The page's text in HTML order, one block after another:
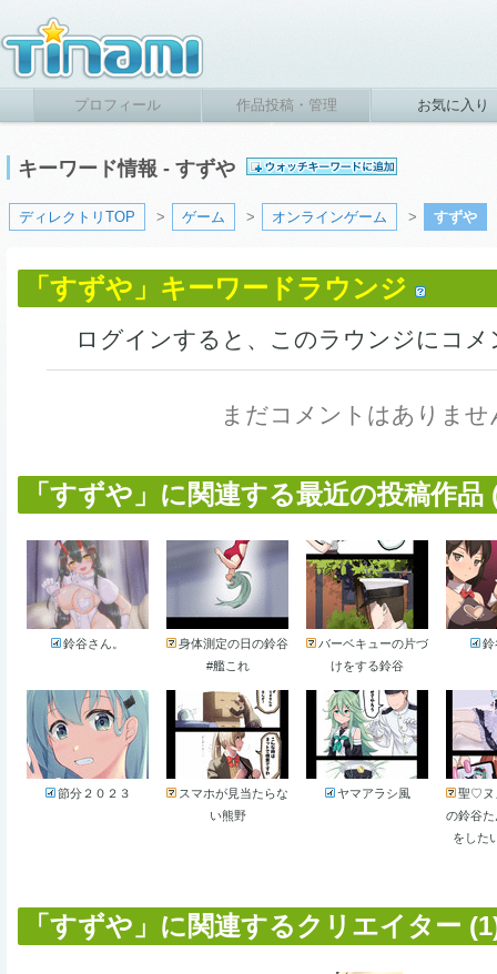
プロフィール 作品投稿・管理 お気に入り
キーワード情報 - すずや
ディレクトリTOP > ゲーム > オンラインゲーム > すずや
「すずや」キーワードラウンジ
ログインすると、このラウンジにコ
まだコメントはありませ
「すずや」に関連する最近の投稿作品
鈴谷さん。
身体測定の日の鈴谷
#艦これ
バーベキューの片づ
けをする鈴谷
鈴
節分２０２３
スマホが見当たらな
い熊野
ヤマアラシ風
聖♡ヌ
の鈴谷
をした
「すずや」に関連するクリエイター